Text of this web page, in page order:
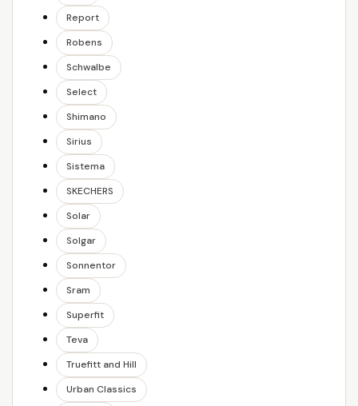
Report
Robens
Schwalbe
Select
Shimano
Sirius
Sistema
SKECHERS
Solar
Solgar
Sonnentor
Sram
Superfit
Teva
Truefitt and Hill
Urban Classics